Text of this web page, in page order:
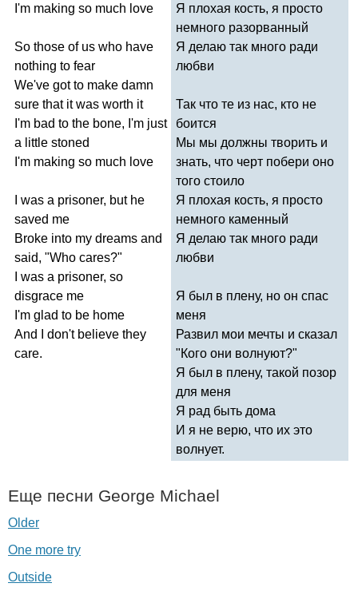
I'm making so much love
So those of us who have
nothing to fear
We've got to make damn
sure that it was worth it
I'm bad to the bone, I'm just
a little stoned
I'm making so much love
was a prisoner, but he
saved me
Broke into my dreams and
said, "Who cares?"
was a prisoner, so
disgrace me
I'm glad to be home
And
don't believe they
care.
Я плохая кость, я просто
немного разорванный
Я делаю так много ради
любви
Так что те из нас, кто не
боится
Мы мы должны творить и
знать, что черт побери оно
того стоило
Я плохая кость, я просто
немного каменный
Я делаю так много ради
любви
Я был в плену, но он спас
меня
Развил мои мечты и сказал
"Кого они волнуют?"
Я был в плену, такой позор
для меня
Я рад быть дома
И я не верю, что их это
волнует.
Еще песни George Michael
Older
One more try
Outside